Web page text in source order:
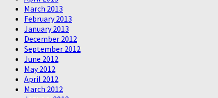
March 2013
February 2013
January 2013
December 2012
September 2012
June 2012
May 2012
April 2012
March 2012